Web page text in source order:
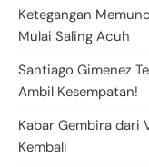
Ketegangan
Mulai Saling Acuh
Santiago Gimenez
Ambil Kesempatan!
Kabar Gembira dari
Kembali